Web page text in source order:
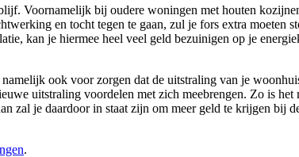
Voornamelijk bij oudere woningen met houten
en tocht tegen te gaan, zul je fors extra moeten
kan je hiermee heel veel geld bezuinigen op je
ook voor zorgen dat de uitstraling van je
uitstraling voordelen met zich meebrengen. Zo is het
zal je daardoor in staat zijn om meer geld te krijgen bij
.